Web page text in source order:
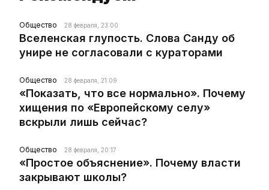
Общество 28 февраля, 23:00
Вселенская глупость. Слова Санду об
унире не согласовали с кураторами
Общество 28 февраля, 21:09
«Показать, что все нормально». Почему
хищения по «Европейскому селу»
вскрыли лишь сейчас?
Общество 28 февраля, 20:17
«Простое объяснение». Почему власти
закрывают школы?